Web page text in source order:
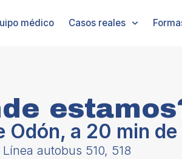
médico Casos reales
Odón, a 20 min
Línea autobus 510, 518